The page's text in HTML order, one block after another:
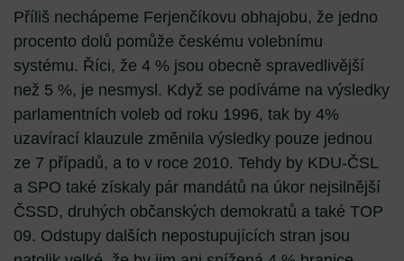
Příliš nechápeme Ferjenčíkovu obhajobu, že jedno
procento dolů pomůže českému volebnímu
systému. Říci, že 4 % jsou obecně spravedlivější
než 5 %, je nesmysl. Když se podíváme na výsledky
parlamentních voleb od roku 1996, tak by 4%
uzavírací klauzule změnila výsledky pouze jednou
ze 7 případů, a to v roce 2010. Tehdy by KDU-ČSL
a SPO také získaly pár mandátů na úkor nejsilnější
ČSSD, druhých občanských demokratů a také TOP
09. Odstupy dalších nepostupujících stran jsou